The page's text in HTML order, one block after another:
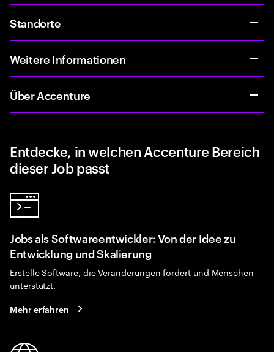
Standorte
Weitere Informationen
Über Accenture
Entdecke, in welchen Accenture Bereich
dieser Job passt
Jobs als Softwareentwickler: Von der Idee zu
Entwicklung und Skalierung
Erstelle Software, die Veränderungen fördert und Menschen
unterstützt.
Mehr erfahren